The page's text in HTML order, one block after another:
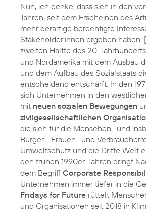
Nun, ich denke, dass sich in den
Jahren, seit dem Erscheinen des
mehr derartige berechtigte
Stakeholder:innen ergeben haben.
zweiten Hälfte des 20.
und Nordamerika mit dem Ausbau
und dem Aufbau des Sozialstaats
entscheidend entschärft. In den
sich Unternehmen in den
mit neuen sozialen Bewegungen
zivilgesellschaftlichen
die sich für die Menschen- und
Bürger-, Frauen- und
Umweltschutz und die Dritte Welt
den frühen 1990er-Jahren dringt
dem Begriff Corporate
Unternehmen immer tiefer in die
Fridays for Future rüttelt
und Organisationen seit 2018 in